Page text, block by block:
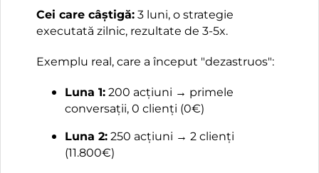
Cei care câștigă: 3 luni, o strategie
executată zilnic, rezultate de 3-5x.
Exemplu real, care a început "dezastruos":
Luna 1: 200 acțiuni → primele
conversații, 0 clienți (0€)
Luna 2: 250 acțiuni → 2 clienți
(11.800€)